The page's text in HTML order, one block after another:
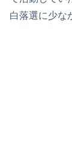
白落選に少な